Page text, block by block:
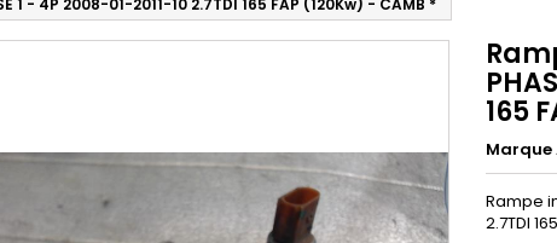
1 - 4P 2008-01-2011-10 2.7TDI 165 FAP (120Kw) - CAMB *
165
Marque
Rampe
2.7TDI